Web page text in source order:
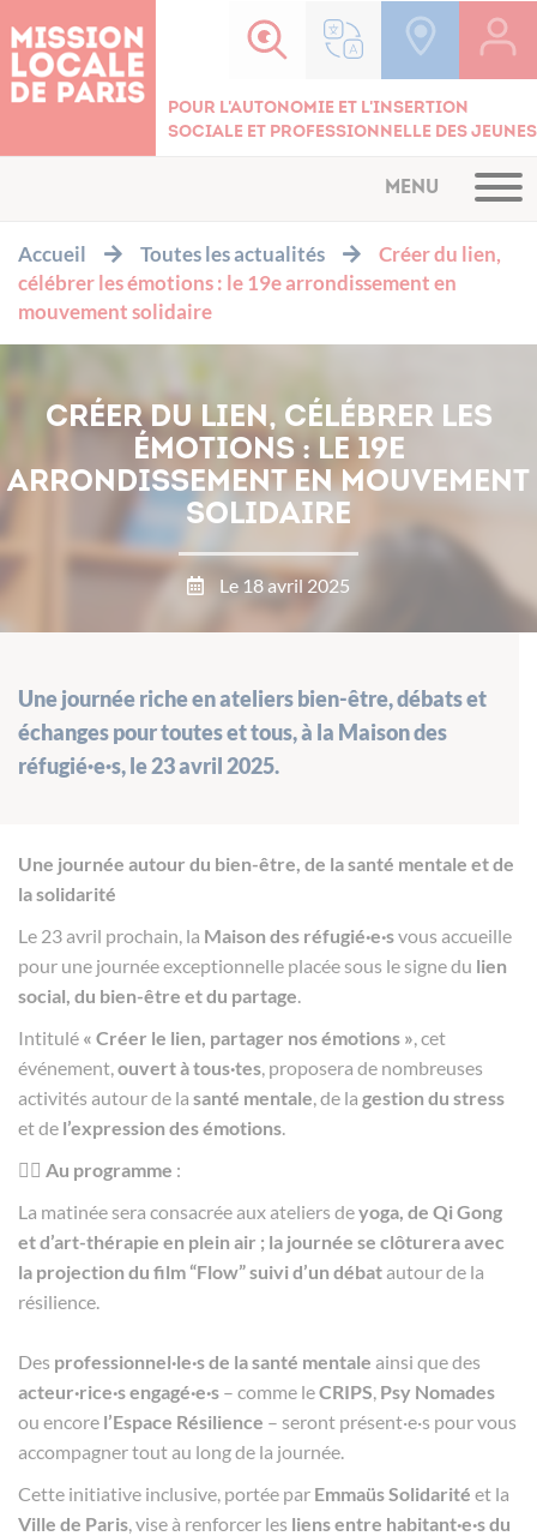
Pour l'autonomie et l'insertion
sociale et professionnelle des jeunes
MENU
Accueil Toutes les actualités
Créer du lien,
célébrer les émotions : le 19e arrondissement en
mouvement solidaire
CRÉER DU LIEN, CÉLÉBRER LES
ÉMOTIONS : LE 19E
ARRONDISSEMENT EN MOUVEMENT
SOLIDAIRE
Le 18 avril 2025
Une journée riche en ateliers bien-être, débats et
échanges pour toutes et tous, à la Maison des
réfugié·e·s, le 23 avril 2025.
Une journée autour du bien-être, de la santé mentale et de
la solidarité
Le 23 avril prochain, la Maison des réfugié·e·svous accueille
pour une journée exceptionnelle placée sous le signe du lien
social, du bien-être et du partage.
Intitulé « Créer le lien, partager nos émotions », cet
événement,ouvert à tous·tes, proposera de nombreuses
activités autour de la santé mentale, de la gestion du stress
et de l’expression des émotions.
🧘‍♀️ Au programme :
La matinée sera consacrée aux ateliers deyoga, de Qi Gong
et d’art-thérapie en plein air ; la journée se clôturera avec
la projection du film “Flow” suivi d’un débat autour de la
résilience.
Des professionnel·le·s de la santé mentale ainsi que des
acteur·rice·s engagé·e·s – comme leCRIPS, Psy Nomades
ou encore l’Espace Résilience – seront présent·e·s pour vous
accompagner tout au long de la journée.
Cette initiative inclusive, portée par Emmaüs Solidarité et la
Ville de Paris, vise à renforcer les liens entre habitant·e·s du